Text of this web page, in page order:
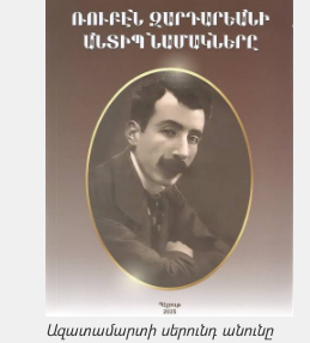
Ազատամարտի սերունդ անունը